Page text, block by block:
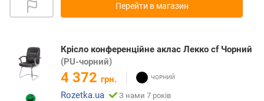
Перейти в магазин
Крісло конференційне аклас Лекко cf Чорний
(PU-чорний)
4 372 грн.
Rozetka.ua
З нами 7 років